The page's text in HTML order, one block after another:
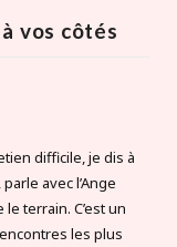
vos côtés
difficile, je dis à
avec l’Ange
terrain. C’est un
les plus